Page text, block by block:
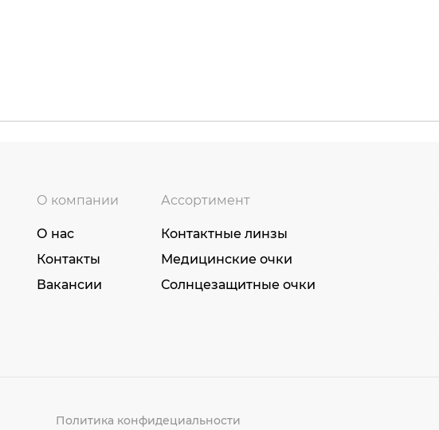
О компании
О нас
Контакты
Вакансии
Ассортимент
Контактные линзы
Медицинские очки
Солнцезащитные очки
Политика конфидециальности